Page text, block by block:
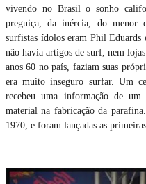
vivendo no Brasil o sonho
preguiça, da inércia, do menor
surfistas ídolos eram Phil Eduards
não havia artigos de surf, nem
anos 60 no país, faziam suas
era muito inseguro surfar. Um
recebeu uma informação de
material na fabricação da
1970, e foram lançadas as